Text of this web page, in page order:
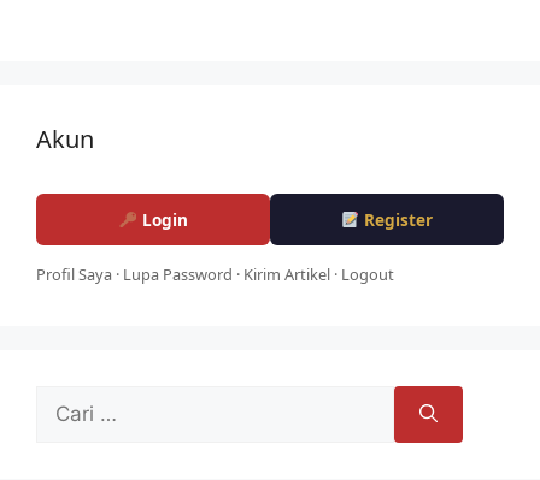
Akun
Login Register
Profil Saya · Lupa Password · Kirim Artikel · Logout
untuk: